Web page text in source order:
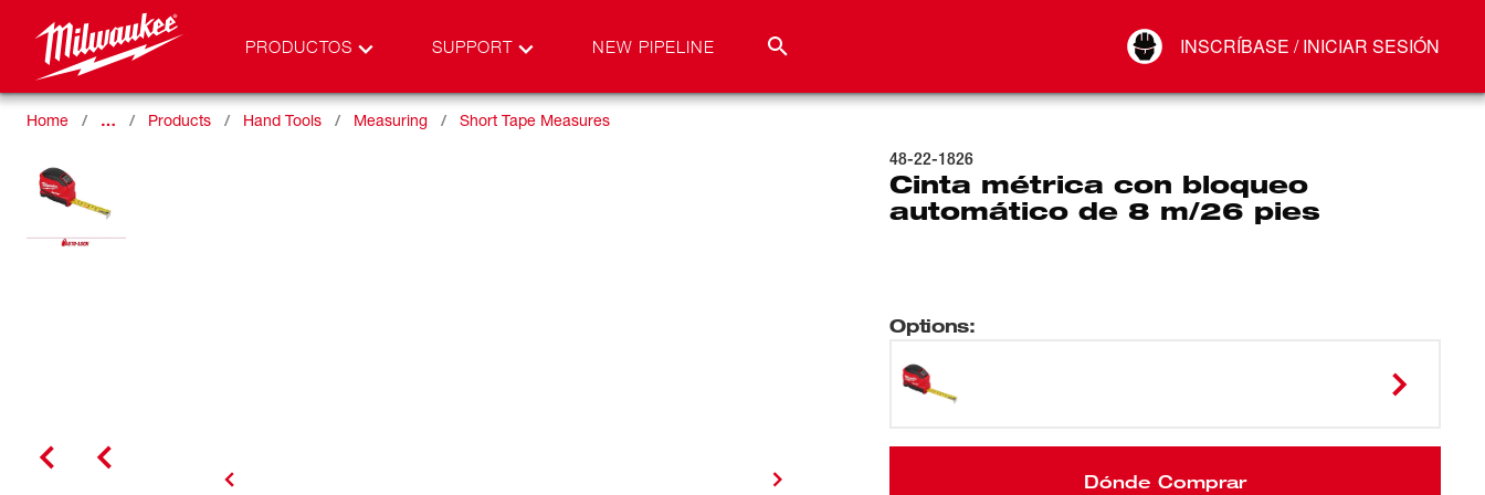
PRODUCTOS SUPPORT NEW PIPELINE INSCRÍBASE / INICIAR SESIÓN
Conectar
Home … Products Hand Tools Measuring Short Tape Measures
48-22-1826
Cinta métrica con bloqueo
automático de 8 m/26 pies
Options:
Dónde Comprar